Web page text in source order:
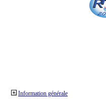
Information générale